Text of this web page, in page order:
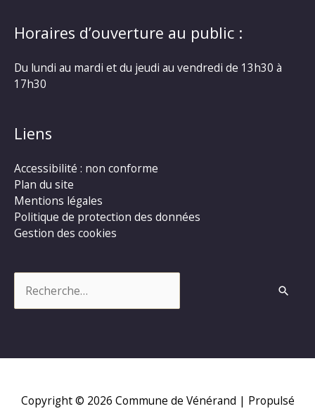
Horaires d’ouverture au public :
Du lundi au mardi et du jeudi au vendredi de 13h30 à
17h30
Liens
Accessibilité : non conforme
Plan du site
Mentions légales
Politique de protection des données
Gestion des cookies
Copyright © 2026 Commune de Vénérand | Propulsé